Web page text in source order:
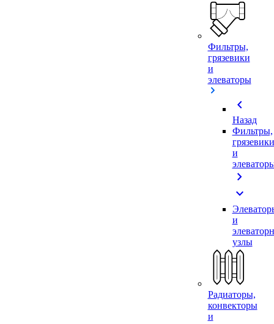
Фильтры,
грязевики
и
элеваторы
chevron_left
Назад
Фильтры,
грязевики
и
chevron_right
expand_more
и
узлы
Радиаторы,
конвекторы
и